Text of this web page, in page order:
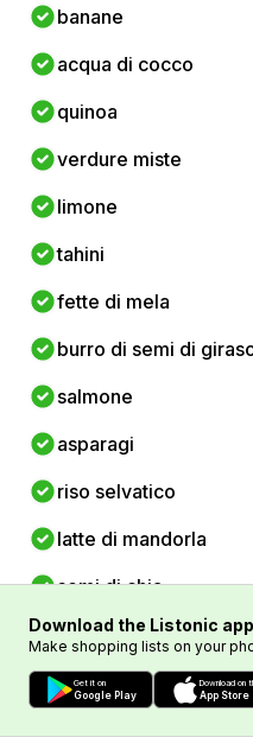
banane
acqua di cocco
quinoa
verdure miste
limone
tahini
fette di mela
burro di semi di
salmone
asparagi
riso selvatico
latte di mandorla
semi di chia
frutti di bosco misti
ceci
Download the Listonic
Make shopping lists on your
Get it on
Google Play
Download on
App Store